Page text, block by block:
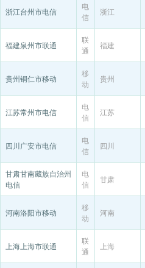
浙江台州市电信
电
信
浙江
福建泉州市联通
联
通
福建
贵州铜仁市移动
移
动
贵州
江苏常州市电信
电
信
江苏
四川广安市电信
电
信
四川
甘肃甘南藏族自治州
电信
电
信
甘肃
河南洛阳市移动
移
动
河南
上海上海市联通
联
通
上海